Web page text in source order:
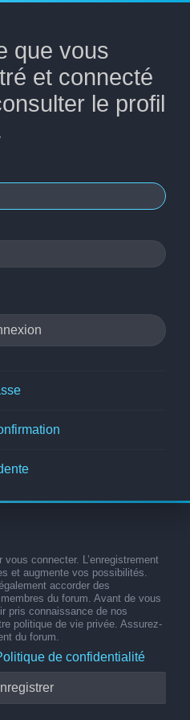
que vous
et connecté
le profil
connecter. L’enregistrement
et augmente vos possibilités.
accorder des
du forum. Avant de vous
pris connaissance de nos
politique de vie privée. Assurez-
du forum.
de confidentialité